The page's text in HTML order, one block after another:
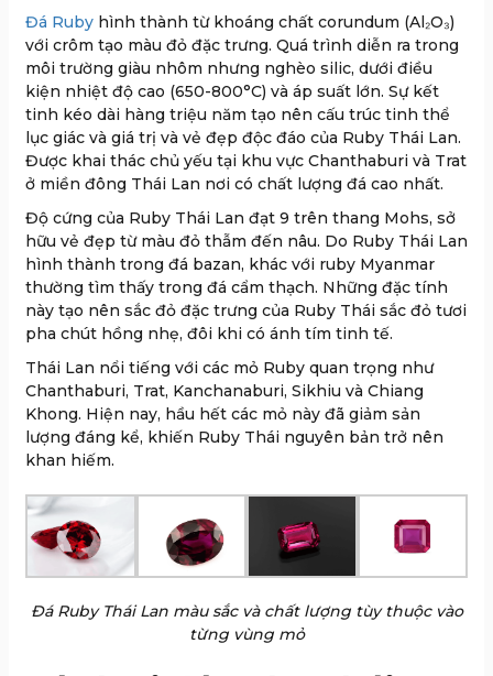
Đá Ruby hình thành từ khoáng chất corundum (Al₂O₃)
với crôm tạo màu đỏ đặc trưng. Quá trình diễn ra trong
môi trường giàu nhôm nhưng nghèo silic, dưới điều
kiện nhiệt độ cao (650-800°C) và áp suất lớn. Sự kết
tinh kéo dài hàng triệu năm tạo nên cấu trúc tinh thể
lục giác và giá trị và vẻ đẹp độc đáo của Ruby Thái Lan.
Được khai thác chủ yếu tại khu vực Chanthaburi và Trat
ở miền đông Thái Lan nơi có chất lượng đá cao nhất.
Độ cứng của Ruby Thái Lan đạt 9 trên thang Mohs, sở
hữu vẻ đẹp từ màu đỏ thẫm đến nâu. Do Ruby Thái Lan
hình thành trong đá bazan, khác với ruby Myanmar
thường tìm thấy trong đá cẩm thạch. Những đặc tính
này tạo nên sắc đỏ đặc trưng của Ruby Thái sắc đỏ tươi
pha chút hồng nhẹ, đôi khi có ánh tím tinh tế.
Thái Lan nổi tiếng với các mỏ Ruby quan trọng như
Chanthaburi, Trat, Kanchanaburi, Sikhiu và Chiang
Khong. Hiện nay, hầu hết các mỏ này đã giảm sản
lượng đáng kể, khiến Ruby Thái nguyên bản trở nên
khan hiếm.
Đá Ruby Thái Lan màu sắc và chất lượng tùy thuộc vào
từng vùng mỏ